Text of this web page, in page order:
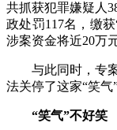
共抓获犯罪嫌疑人
政处罚117名，缴
涉案资金将近20万元
与此同时，专案
法关停了这家“笑气
“笑气”不好笑